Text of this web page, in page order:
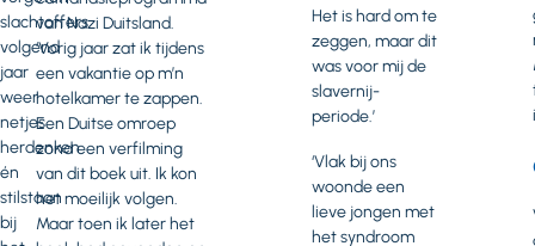
slachtoffers
volgend
jaar
weer
netjes
herdenken
én
stilstaan
bij
van Nazi Duitsland.
‘Vorig jaar zat ik tijdens
een vakantie op m’n
hotelkamer te zappen.
Een Duitse omroep
zond een verfilming
van dit boek uit. Ik kon
het moeilijk volgen.
Maar toen ik later het
Het is hard om te
zeggen, maar dit
was voor mij de
slavernij-
periode.’
‘Vlak bij ons
woonde een
lieve jongen met
het syndroom